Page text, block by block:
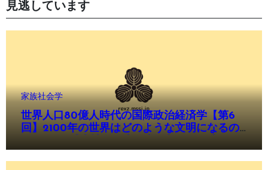
見逃しています
家族社会学
世界人口80億人時代の国際政治経済学【第6
回】2100年の世界はどのような文明になるの